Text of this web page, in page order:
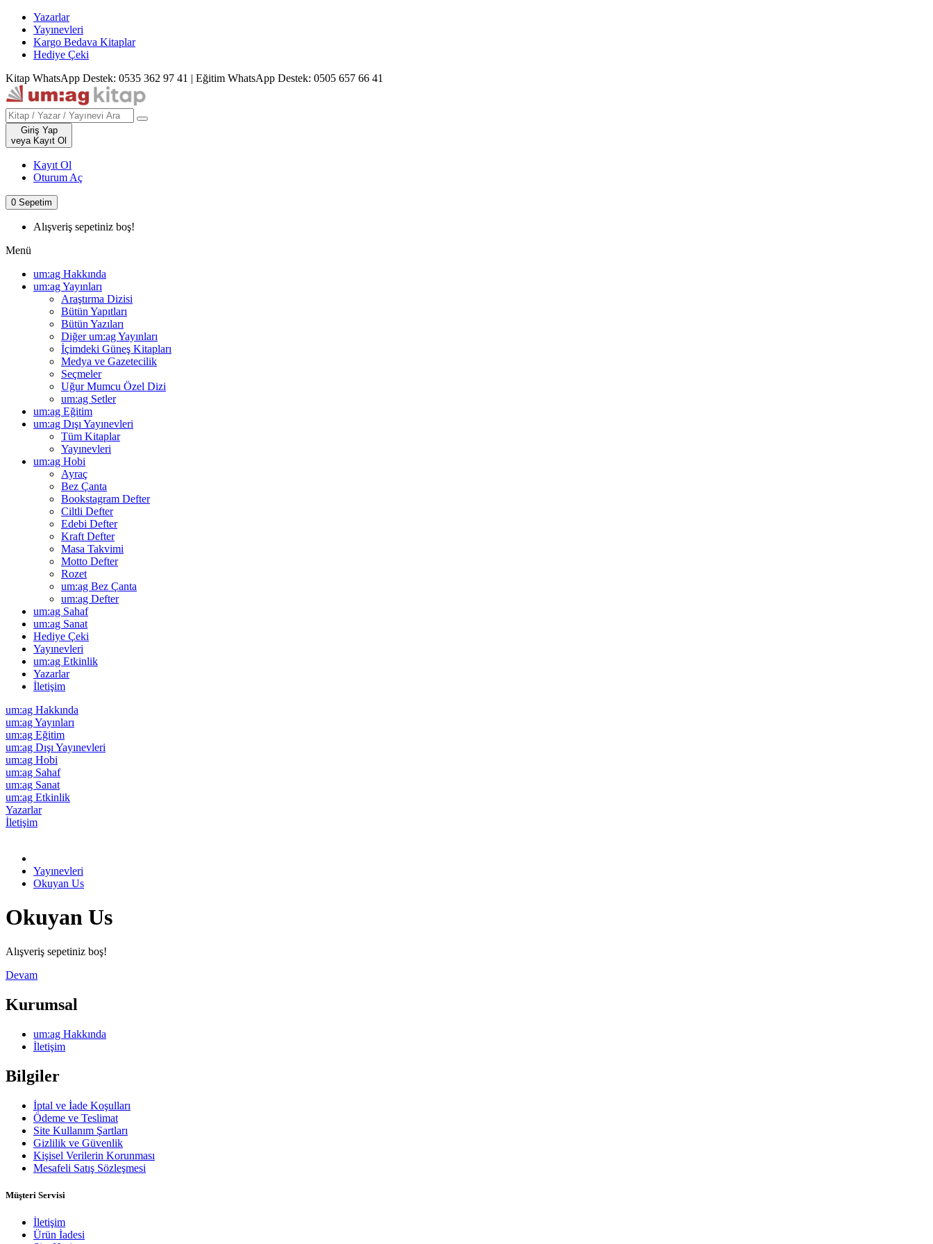
Yazarlar
Yayınevleri
Kargo Bedava Kitaplar
Hediye Çeki
Kitap WhatsApp Destek: 0535 362 97 41 | Eğitim WhatsApp Destek: 0505 657 66 41
Giriş Yap
veya Kayıt Ol
Kayıt Ol
Oturum Aç
0 Sepetim
Alışveriş sepetiniz boş!
Menü
um:ag Hakkında
um:ag Yayınları
Araştırma Dizisi
Bütün Yapıtları
Bütün Yazıları
Diğer um:ag Yayınları
İçimdeki Güneş Kitapları
Medya ve Gazetecilik
Seçmeler
Uğur Mumcu Özel Dizi
um:ag Setler
um:ag Eğitim
um:ag Dışı Yayınevleri
Tüm Kitaplar
Yayınevleri
um:ag Hobi
Ayraç
Bez Çanta
Bookstagram Defter
Ciltli Defter
Edebi Defter
Kraft Defter
Masa Takvimi
Motto Defter
Rozet
um:ag Bez Çanta
um:ag Defter
um:ag Sahaf
um:ag Sanat
Hediye Çeki
Yayınevleri
um:ag Etkinlik
Yazarlar
İletişim
um:ag Hakkında
um:ag Yayınları
um:ag Eğitim
um:ag Dışı Yayınevleri
um:ag Hobi
um:ag Sahaf
um:ag Sanat
um:ag Etkinlik
Yazarlar
İletişim
Yayınevleri
Okuyan Us
Okuyan Us
Alışveriş sepetiniz boş!
Devam
Kurumsal
um:ag Hakkında
İletişim
Bilgiler
İptal ve İade Koşulları
Ödeme ve Teslimat
Site Kullanım Şartları
Gizlilik ve Güvenlik
Kişisel Verilerin Korunması
Mesafeli Satış Sözleşmesi
Müşteri Servisi
İletişim
Ürün İadesi